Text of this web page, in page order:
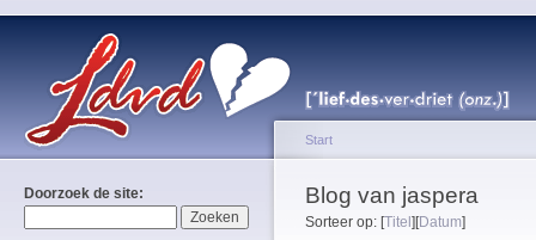
Doorzoek de site:
Start
Blog van jaspera
Sorteer op: [Titel ][Datum]